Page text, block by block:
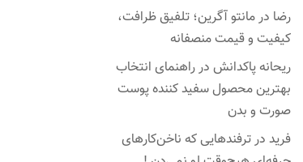
رضا درمانتو آگرین؛ تلفیق ظرافت،
کیفیت و قیمت منصفانه
ریحانه پاکدانش درراهنمای انتخاب
بهترین محصول سفید کننده پوست
صورت و بدن
فرید درترفندهایی که ناخن‌کارهای